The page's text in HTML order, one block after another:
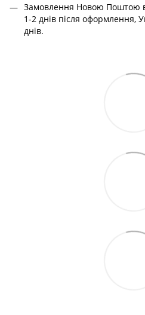
Замовлення Новою Поштою
1-2 днів після оформлення,
днів.